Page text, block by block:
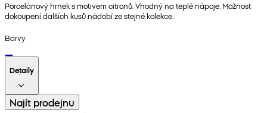
Porcelánový hrnek s motivem citronů. Vhodný na teplé nápoje. Možnost
dokoupení dalších kusů nádobí ze stejné kolekce.
Barvy
Detaily
Najít prodejnu